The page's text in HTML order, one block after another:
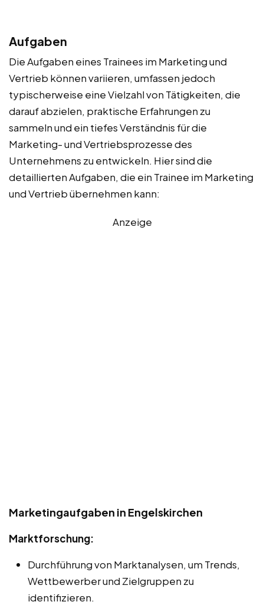
Aufgaben
Die Aufgaben eines Trainees im Marketing und
Vertrieb können variieren, umfassen jedoch
typischerweise eine Vielzahl von Tätigkeiten, die
darauf abzielen, praktische Erfahrungen zu
sammeln und ein tiefes Verständnis für die
Marketing- und Vertriebsprozesse des
Unternehmens zu entwickeln. Hier sind die
detaillierten Aufgaben, die ein Trainee im Marketing
und Vertrieb übernehmen kann:
Anzeige
Marketingaufgaben in Engelskirchen
Marktforschung:
Durchführung von Marktanalysen, um Trends,
Wettbewerber und Zielgruppen zu
identifizieren.